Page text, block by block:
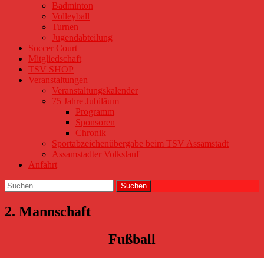
Badminton
Volleyball
Turnen
Jugendabteilung
Soccer Court
Mitgliedschaft
TSV SHOP
Veranstaltungen
Veranstaltungskalender
75 Jahre Jubiläum
Programm
Sponsoren
Chronik
Sportabzeichenübergabe beim TSV Assamstadt
Assamstadter Volkslauf
Anfahrt
Suchen
nach:
2. Mannschaft
Fußball